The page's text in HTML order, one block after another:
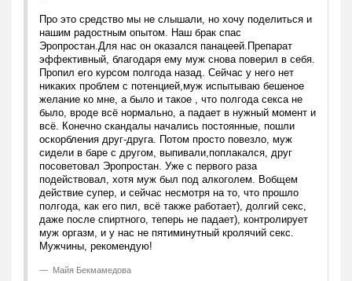
Про это средство мы не слышали, но хочу поделиться и
нашим радостным опытом. Наш брак спас
Эропростан.Для нас он оказался панацеей.Препарат
эффективный, благодаря ему муж снова поверил в себя.
Пропил его курсом полгода назад. Сейчас у него нет
никаких проблем с потенцией,муж испытываю бешеное
желание ко мне, а было и такое , что полгода секса не
было, вроде всё нормально, а падает в нужный момент и
всё. Конечно скандалы начались постоянные, пошли
оскорбления друг-друга. Потом просто повезло, муж
сидели в баре с другом, выпивали,поплакался, друг
посоветовал Эропростан. Уже с первого раза
подействовал, хотя муж был под алкоголем. Вобщем
действие супер, и сейчас несмотря на то, что прошло
полгода, как его пил, всё также работает), долгий секс,
даже после спиртного, теперь не падает), контролирует
муж оргазм, и у нас не пятиминутный кролячий секс.
Мужчины, рекомендую!
Майя Бекмамедова